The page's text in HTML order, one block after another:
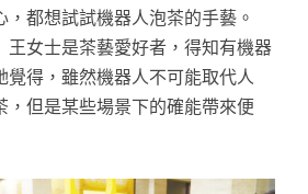
都想試試機器人泡茶的手藝。
王女士是茶藝愛好者，得知有機器
覺得，雖然機器人不可能取代人
，但是某些場景下的確能帶來便